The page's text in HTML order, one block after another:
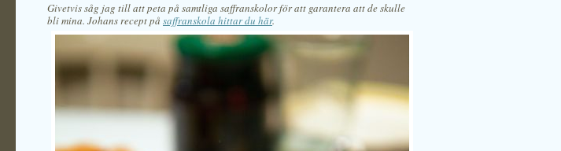
Givetvis såg jag till att peta på samtliga saffranskolor för att garantera att de skulle
bli mina. Johans recept på saffranskola hittar du här.